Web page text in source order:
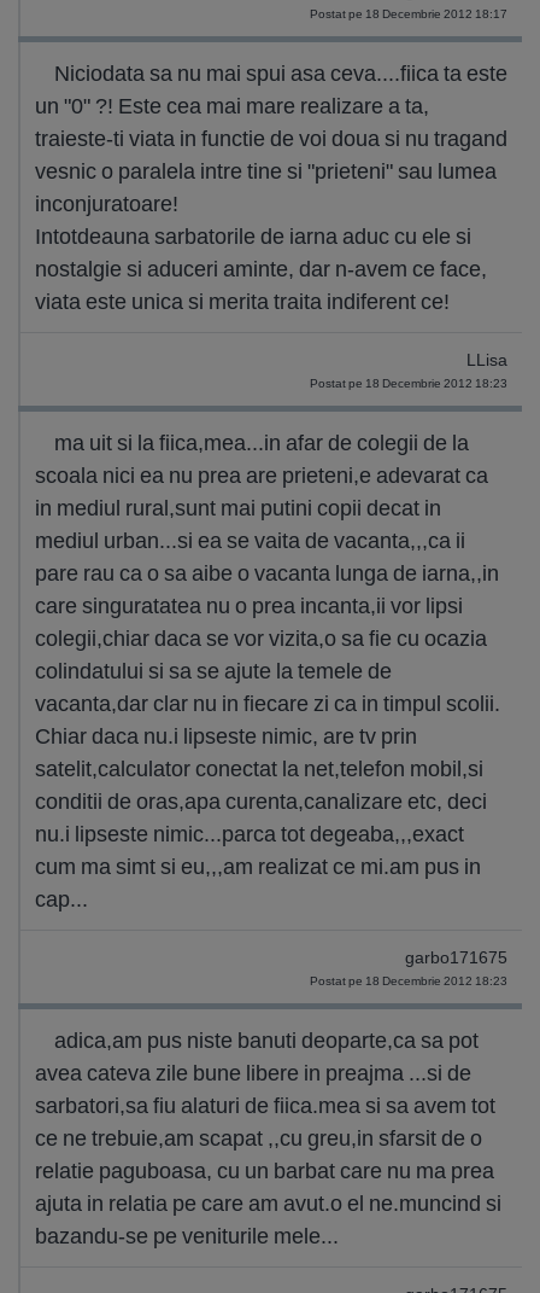
Postat pe 18 Decembrie 2012 18:17
Niciodata sa nu mai spui asa ceva....fiica ta este
un "0" ?! Este cea mai mare realizare a ta,
traieste-ti viata in functie de voi doua si nu tragand
vesnic o paralela intre tine si "prieteni" sau lumea
inconjuratoare!
Intotdeauna sarbatorile de iarna aduc cu ele si
nostalgie si aduceri aminte, dar n-avem ce face,
viata este unica si merita traita indiferent ce!
LLisa
Postat pe 18 Decembrie 2012 18:23
ma uit si la fiica,mea...in afar de colegii de la
scoala nici ea nu prea are prieteni,e adevarat ca
in mediul rural,sunt mai putini copii decat in
mediul urban...si ea se vaita de vacanta,,,ca ii
pare rau ca o sa aibe o vacanta lunga de iarna,,in
care singuratatea nu o prea incanta,ii vor lipsi
colegii,chiar daca se vor vizita,o sa fie cu ocazia
colindatului si sa se ajute la temele de
vacanta,dar clar nu in fiecare zi ca in timpul scolii.
Chiar daca nu.i lipseste nimic, are tv prin
satelit,calculator conectat la net,telefon mobil,si
conditii de oras,apa curenta,canalizare etc, deci
nu.i lipseste nimic...parca tot degeaba,,,exact
cum ma simt si eu,,,am realizat ce mi.am pus in
cap...
garbo171675
Postat pe 18 Decembrie 2012 18:23
adica,am pus niste banuti deoparte,ca sa pot
avea cateva zile bune libere in preajma ...si de
sarbatori,sa fiu alaturi de fiica.mea si sa avem tot
ce ne trebuie,am scapat ,,cu greu,in sfarsit de o
relatie paguboasa, cu un barbat care nu ma prea
ajuta in relatia pe care am avut.o el ne.muncind si
bazandu-se pe veniturile mele...